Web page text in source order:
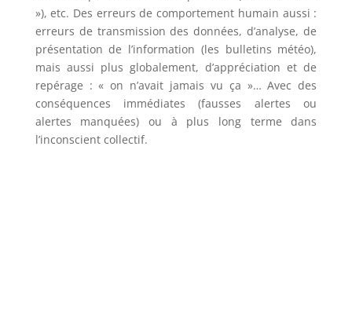
»), etc. Des erreurs de comportement humain aussi :
erreurs de transmission des données, d’analyse, de
présentation de l’information (les bulletins météo),
mais aussi plus globalement, d’appréciation et de
repérage : « on n’avait jamais vu ça »… Avec des
conséquences immédiates (fausses alertes ou
alertes manquées) ou à plus long terme dans
l’inconscient collectif.